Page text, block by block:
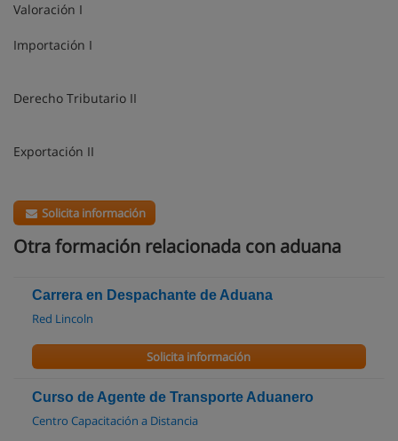
Valoración I
Importación I
Derecho Tributario II
Exportación II
Solicita información
Otra formación relacionada con aduana
Carrera en Despachante de Aduana
Red Lincoln
Solicita información
Curso de Agente de Transporte Aduanero
Centro Capacitación a Distancia